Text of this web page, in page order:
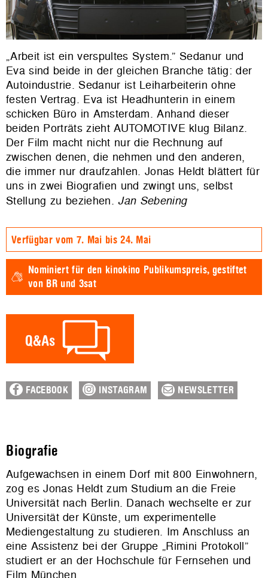
„Arbeit ist ein verspultes System.” Sedanur und
Eva sind beide in der gleichen Branche tätig: der
Autoindustrie. Sedanur ist Leiharbeiterin ohne
festen Vertrag. Eva ist Headhunterin in einem
schicken Büro in Amsterdam. Anhand dieser
beiden Porträts zieht AUTOMOTIVE klug Bilanz.
Der Film macht nicht nur die Rechnung auf
zwischen denen, die nehmen und den anderen,
die immer nur draufzahlen. Jonas Heldt blättert für
uns in zwei Biografien und zwingt uns, selbst
Stellung zu beziehen.Jan Sebening
Verfügbar vom 7. Mai bis 24. Mai
Nominiert für den kinokino Publikumspreis, gestiftet
von BR und 3sat
FACEBOOK INSTAGRAM NEWSLETTER
Biografie
Aufgewachsen in einem Dorf mit 800 Einwohnern,
zog es Jonas Heldt zum Studium an die Freie
Universität nach Berlin. Danach wechselte er zur
Universität der Künste, um experimentelle
Mediengestaltung zu studieren. Im Anschluss an
eine Assistenz bei der Gruppe „Rimini Protokoll”
studiert er an der Hochschule für Fernsehen und
Film München.